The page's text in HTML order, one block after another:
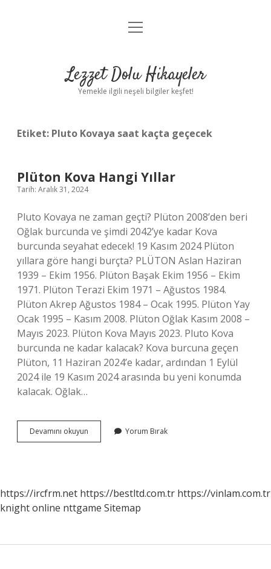
Anasayfa
Yasal Uyarı
menüyü
Lezzet Dolu Hikayeler
Yemekle ilgili neşeli bilgiler keşfet!
Etiket: Pluto Kovaya saat kaçta geçecek
Plüton Kova Hangi Yıllar
Tarih: Aralık 31, 2024
Pluto Kovaya ne zaman geçti? Plüton 2008’den beri
Oğlak burcunda ve şimdi 2042’ye kadar Kova
burcunda seyahat edecek! 19 Kasım 2024 Plüton
yıllara göre hangi burçta? PLÜTON Aslan Haziran
1939 – Ekim 1956. Plüton Başak Ekim 1956 – Ekim
1971. Plüton Terazi Ekim 1971 – Ağustos 1984.
Plüton Akrep Ağustos 1984 – Ocak 1995. Plüton Yay
Ocak 1995 – Kasım 2008. Plüton Oğlak Kasım 2008 –
Mayıs 2023. Plüton Kova Mayıs 2023. Pluto Kova
burcunda ne kadar kalacak? Kova burcuna geçen
Plüton, 11 Haziran 2024’e kadar, ardından 1 Eylül
2024 ile 19 Kasım 2024 arasında bu yeni konumda
kalacak. Oğlak…
Devamını okuyun
Kova
Yorum Bırak
https://ircfrm.net https://bestltd.com.tr https://vinlam.com.tr
knight online nttgame Sitemap